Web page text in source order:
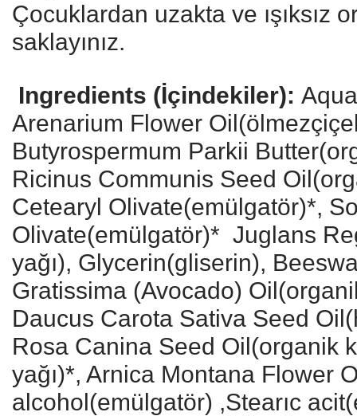
Çocuklardan uzakta ve ışıksız
saklayınız.
Ingredients (İçindekiler):
Arenarium Flower
Butyrospermum Parkii
Ricinus Communis Seed
Cetearyl Olivate(emülgatör)*,
Olivate(emülgatör)* Juglans
yağı), Glycerin(gliserin),
Gratissima (Avocado)
Daucus Carota Sativa Seed
Rosa Canina Seed Oil(organik
yağı)*, Arnica Montana Flower
alcohol(emülgatör) ,Stearıc